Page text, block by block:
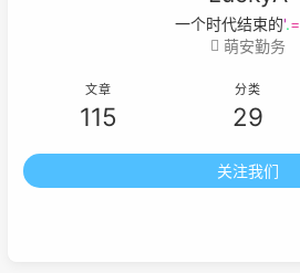
一个时代结束的标志就
萌安勤务
文章
115
分类
29
关注我们